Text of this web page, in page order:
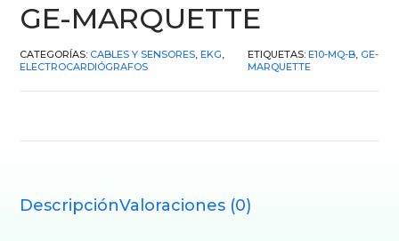
GE-MARQUETTE
CATEGORÍAS: CABLES Y SENSORES,EKG,
ELECTROCARDIÓGRAFOS
ETIQUETAS: E10-MQ-B, GE-
MARQUETTE
DescripciónValoraciones (0)